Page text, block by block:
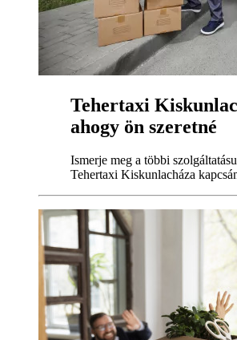
Tehertaxi
ahogy ön szeretné
Ismerje meg a többi
Tehertaxi Kiskunlacháza